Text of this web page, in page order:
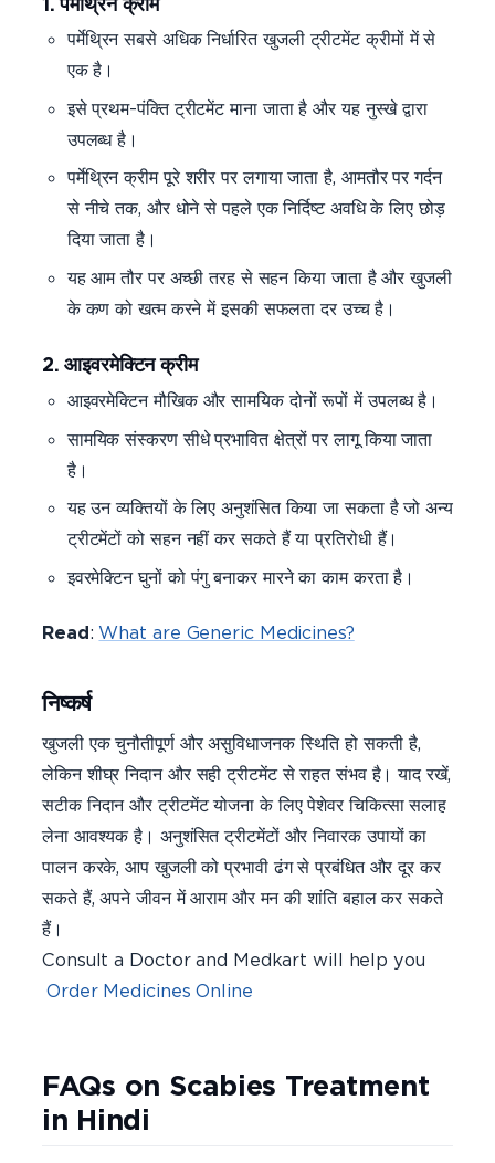
पर्मेथ्रिन सबसे अधिक निर्धारित खुजली ट्रीटमेंट क्रीमों में से
एक है।
इसे प्रथम-पंक्ति ट्रीटमेंट माना जाता है और यह नुस्खे द्वारा
उपलब्ध है।
पर्मेथ्रिन क्रीम पूरे शरीर पर लगाया जाता है, आमतौर पर गर्दन
से नीचे तक, और धोने से पहले एक निर्दिष्ट अवधि के लिए छोड़
दिया जाता है।
यह आम तौर पर अच्छी तरह से सहन किया जाता है और खुजली
के कण को खत्म करने में इसकी सफलता दर उच्च है।
2. आइवरमेक्टिन क्रीम
आइवरमेक्टिन मौखिक और सामयिक दोनों रूपों में उपलब्ध है।
सामयिक संस्करण सीधे प्रभावित क्षेत्रों पर लागू किया जाता
है।
यह उन व्यक्तियों के लिए अनुशंसित किया जा सकता है जो अन्य
ट्रीटमेंटों को सहन नहीं कर सकते हैं या प्रतिरोधी हैं।
इवरमेक्टिन घुनों को पंगु बनाकर मारने का काम करता है।
Read:What are Generic Medicines?
निष्कर्ष
खुजली एक चुनौतीपूर्ण और असुविधाजनक स्थिति हो सकती है,
लेकिन शीघ्र निदान और सही ट्रीटमेंट से राहत संभव है। याद रखें,
सटीक निदान और ट्रीटमेंट योजना के लिए पेशेवर चिकित्सा सलाह
लेना आवश्यक है। अनुशंसित ट्रीटमेंटों और निवारक उपायों का
पालन करके, आप खुजली को प्रभावी ढंग से प्रबंधित और दूर कर
सकते हैं, अपने जीवन में आराम और मन की शांति बहाल कर सकते
हैं।
Consult a Doctor and Medkart will help you
Order Medicines Online
FAQs on Scabies Treatment
in Hindi